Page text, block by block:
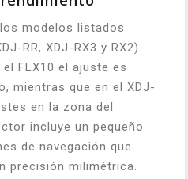
modelos listados
RR, XDJ-RX3 y RX2)
FLX10 el ajuste es
mientras que en el XDJ-
en la zona del
incluye un pequeño
de navegación que
precisión milimétrica.